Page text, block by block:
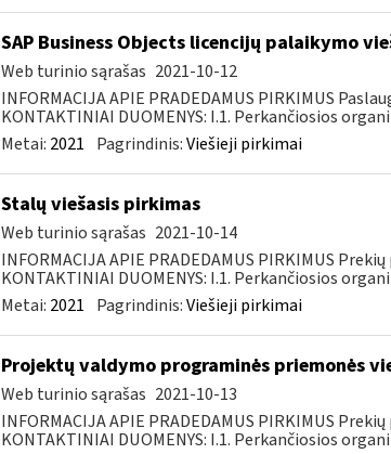
SAP Business Objects licencijų palaikymo
Web turinio sąrašas 2021-10-12
INFORMACIJA APIE PRADEDAMUS PIRKIMUS
KONTAKTINIAI DUOMENYS: I.1. Perkančiosios
Metai: 2021 Pagrindinis:Viešieji pirkimai
Stalų viešasis pirkimas
Web turinio sąrašas 2021-10-14
INFORMACIJA APIE PRADEDAMUS PIRKIMUS
KONTAKTINIAI DUOMENYS: I.1. Perkančiosios
Metai: 2021 Pagrindinis:Viešieji pirkimai
Projektų valdymo programinės priemonės
Web turinio sąrašas 2021-10-13
INFORMACIJA APIE PRADEDAMUS PIRKIMUS
KONTAKTINIAI DUOMENYS: I.1. Perkančiosios